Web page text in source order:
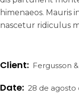
himenaeos. Mauris
nascetur ridiculus
Client: Fergusson
Date: 28 de agosto